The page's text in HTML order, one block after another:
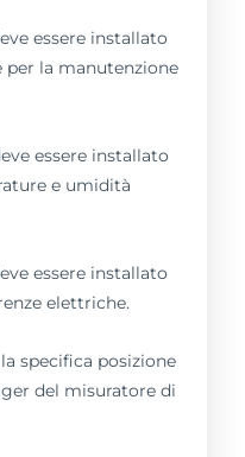
essere installato
per la manutenzione
essere installato
e umidità
essere installato
elettriche.